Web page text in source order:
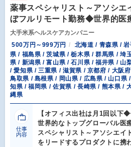
薬事スペシャリスト～アソシエ
ぼフルリモート勤務◆世界的医
大手米系ヘルスケアカンパニー
500万円～999万円
北海道 / 青森県 /
県 / 福島県 / 茨城県 / 栃木県 / 群馬県 / 埼
県 / 新潟県 / 富山県 / 石川県 / 福井県 / 山
/ 愛知県 / 三重県 / 滋賀県 / 京都府 / 大阪
鳥取県 / 島根県 / 岡山県 / 広島県 / 山口県
知県 / 福岡県 / 佐賀県 / 長崎県 / 熊本県 /
縄県
仕事
内容
【オフィス出社は月1回以下
世界的なトップグローバル医
スペシャリスト～アソシエイ
をリードするプロダクトに携